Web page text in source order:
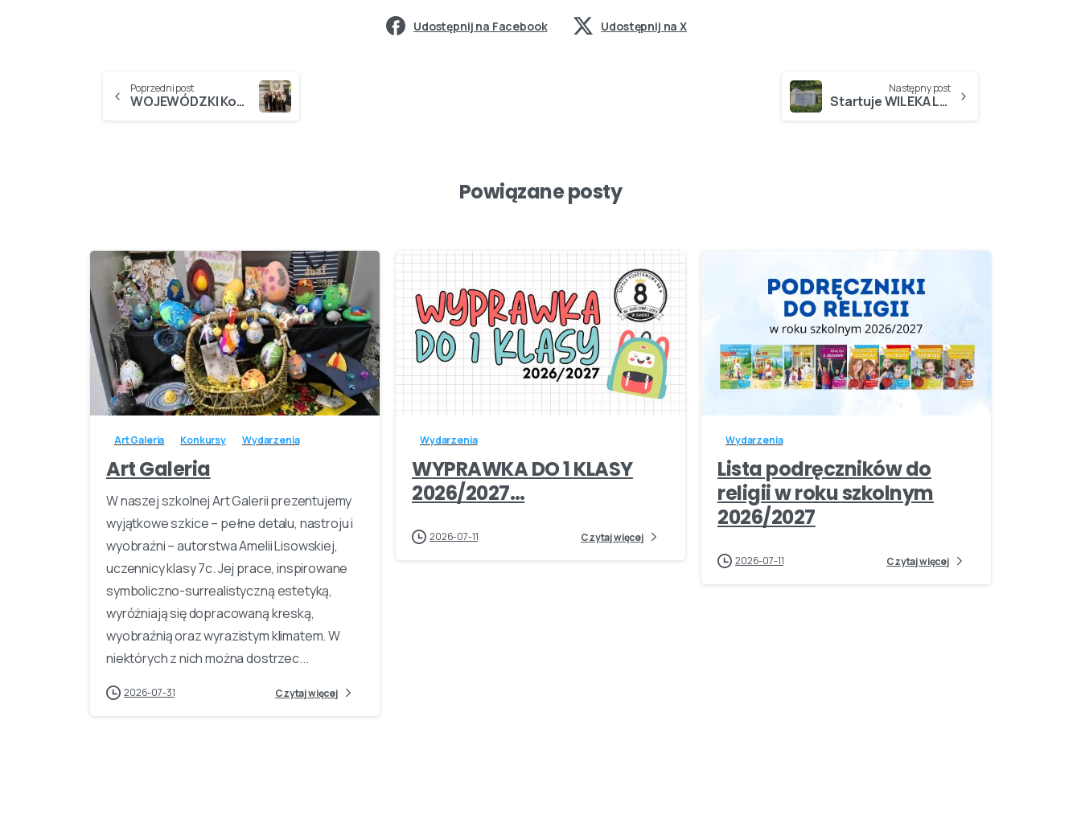
Udostępnij na Facebook Udostępnij na X
Poprzedni post
WOJEWÓDZKI Konkurs „Zachowamy piękno i walory przyrodnicze Bieszczadów” za nami…
Następny post
Startuje WILEKA LIGA CZYTELNIKÓW – edycja 2025/2026
Powiązane posty
-
Art Galeria Konkursy Wydarzenia
Art Galeria
W naszej szkolnej Art Galerii prezentujemy
wyjątkowe szkice – pełne detalu, nastroju i
wyobraźni – autorstwa Amelii Lisowskiej,
uczennicy klasy 7c. Jej prace, inspirowane
symboliczno-surrealistyczną estetyką,
wyróżniają się dopracowaną kreską,
wyobraźnią oraz wyrazistym klimatem. W
niektórych z nich można dostrzec...
2026-07-31 Czytaj więcej
-
Wydarzenia
WYPRAWKA DO 1 KLASY
2026/2027…
2026-07-11 Czytaj więcej
-
Wydarzenia
Lista podręczników do
religii w roku szkolnym
2026/2027
2026-07-11 Czytaj więcej